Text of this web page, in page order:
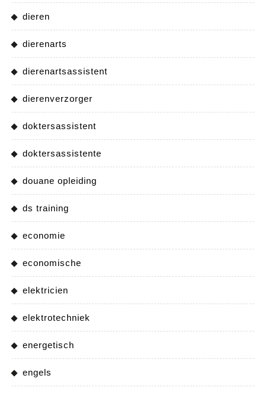
dieren
dierenarts
dierenartsassistent
dierenverzorger
doktersassistent
doktersassistente
douane opleiding
ds training
economie
economische
elektricien
elektrotechniek
energetisch
engels